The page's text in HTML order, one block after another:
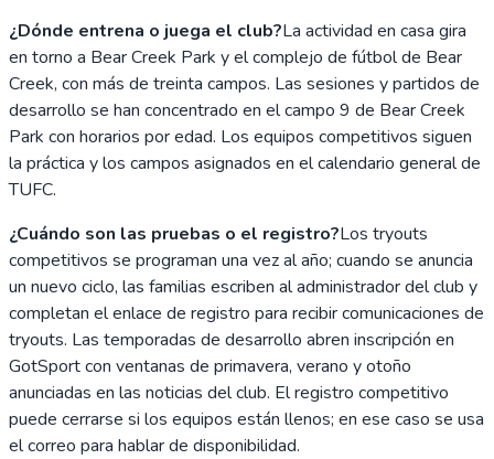
¿Dónde entrena o juega el club?La actividad en casa gira
en torno a Bear Creek Park y el complejo de fútbol de Bear
Creek, con más de treinta campos. Las sesiones y partidos de
desarrollo se han concentrado en el campo 9 de Bear Creek
Park con horarios por edad. Los equipos competitivos siguen
la práctica y los campos asignados en el calendario general de
TUFC.
¿Cuándo son las pruebas o el registro?Los tryouts
competitivos se programan una vez al año; cuando se anuncia
un nuevo ciclo, las familias escriben al administrador del club y
completan el enlace de registro para recibir comunicaciones de
tryouts. Las temporadas de desarrollo abren inscripción en
GotSport con ventanas de primavera, verano y otoño
anunciadas en las noticias del club. El registro competitivo
puede cerrarse si los equipos están llenos; en ese caso se usa
el correo para hablar de disponibilidad.